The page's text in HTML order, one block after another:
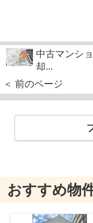
中古マンシ
却...
＜ 前のページ
おすすめ物